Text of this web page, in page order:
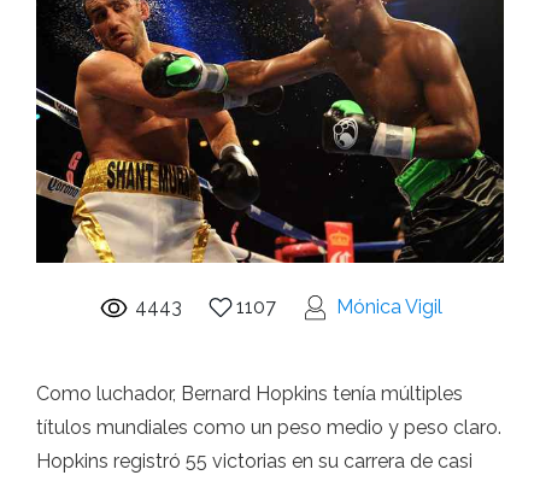
4443 1107 Mónica Vigil
Como luchador, Bernard Hopkins tenía múltiples
títulos mundiales como un peso medio y peso claro.
Hopkins registró 55 victorias en su carrera de casi